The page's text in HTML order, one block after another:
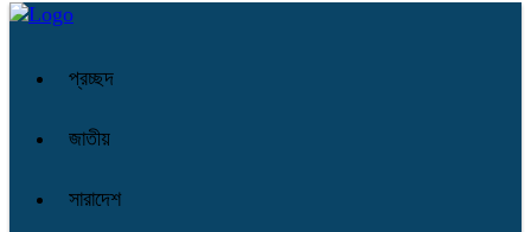
প্রচ্ছদ
জাতীয়
সারাদেশ